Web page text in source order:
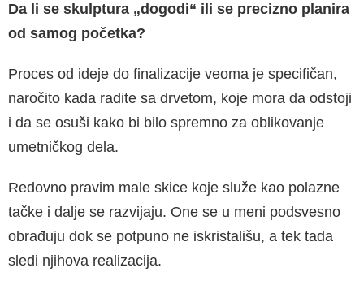
Da li se skulptura „dogodi“ ili se precizno planira
od samog početka?
Proces od ideje do finalizacije veoma je specifičan,
naročito kada radite sa drvetom, koje mora da odstoji
i da se osuši kako bi bilo spremno za oblikovanje
umetničkog dela.
Redovno pravim male skice koje služe kao polazne
tačke i dalje se razvijaju. One se u meni podsvesno
obrađuju dok se potpuno ne iskristališu, a tek tada
sledi njihova realizacija.